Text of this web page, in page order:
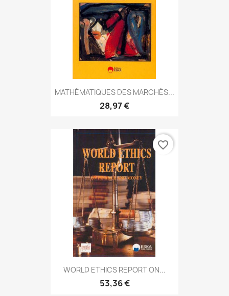
MATHÉMATIQUES DES MARCHÉS...
28,97 €
WORLD ETHICS REPORT ON...
53,36 €
favorite_border